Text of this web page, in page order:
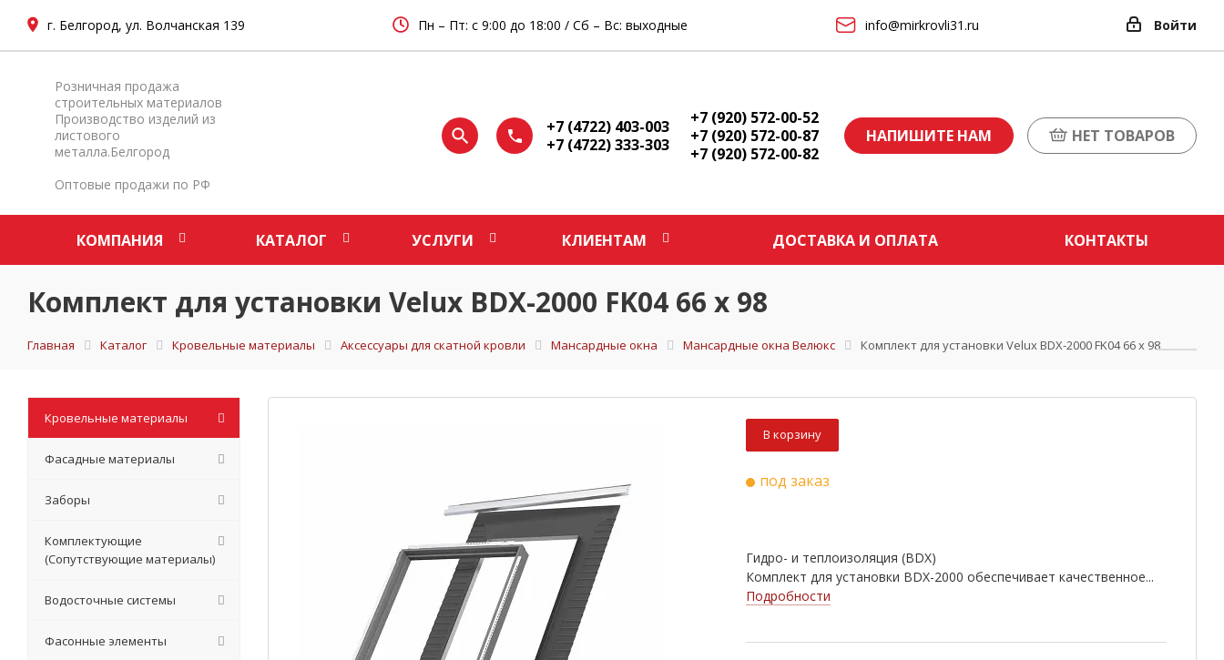
г. Белгород, ул. Волчанская 139 Пн – Пт: с 9:00 до 18:00 / Сб – Вс: выходные info@mirkrovli31.ru Войти
Розничная продажа
строительных материалов
Производство изделий из
листового
металла.Белгород
Оптовые продажи по РФ
+7 (4722) 403-003
+7 (4722) 333-303
+7 (920) 572-00-52
+7 (920) 572-00-87
+7 (920) 572-00-82
НАПИШИТЕ НАМ НЕТ ТОВАРОВ
КОМПАНИЯ КАТАЛОГ УСЛУГИ КЛИЕНТАМ ДОСТАВКА И ОПЛАТА КОНТАКТЫ
Комплект для установки Velux BDX-2000 FK04 66 х 98
Главная Каталог Кровельные материалы Аксессуары для скатной кровли Мансардные окна Мансардные окна Велюкс Комплект для установки Velux BDX-2000 FK04 66 х 98
В корзину
под заказ
Гидро- и теплоизоляция (BDX)
Комплект для установки BDX-2000 обеспечивает качественное...
Подробности
Кровельные материалы
Фасадные материалы
Заборы
Комплектующие
(Сопутствующие материалы)
Водосточные системы
Фасонные элементы